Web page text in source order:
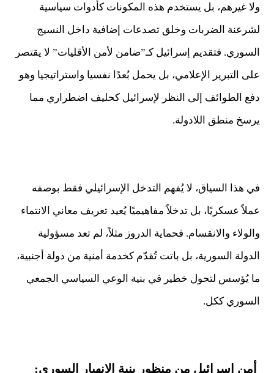
ولا غيرهم، بل يستخدم هذه المكونات كأدوات سياسية
لشرعنة الضربات وخلق تصدعات إضافية داخل النسيج
السوري. فتقديم إسرائيل كـ”ضامن لأمن الأقليات” لا يقتصر
على التبرير الإعلامي، بل يحمل بُعدًا نفسيا واستراتيجيا وهو
دفع الطوائف إلى النظر لإسرائيل كحليف اضطراري مما
يرسخ منطق اللادولة.
في هذا السياق، لا يُفهم التدخل الإسرائيلي فقط بوصفه
عملاً عسكريًا، بل تدخلاً مفاهيميًا يُعيد تعريف معاني الانتماء
والولاء والانقسام. فحماية الدروز مثلاً، لم تعد مسؤولية
الدولة السورية، بل باتت تُقدّم كخدمة أمنية من دولة أجنبية،
ما يُؤسس لتحول خطير في بنية الوعي السياسي الجمعي
السوري ككل.
أمن إسرائيل من منظور بنية الانهيار السوري: